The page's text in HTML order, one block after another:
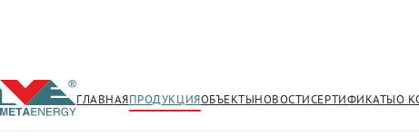
ГЛАВНАЯПРОДУКЦИЯОБЪЕКТЫНОВОСТИСЕРТИФИКАТЫО
← Продукция/ШМГИ